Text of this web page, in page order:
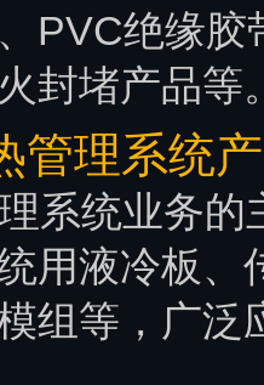
PVC绝缘
封堵产品等
管理系统
系统业务的
用液冷板、
组等，广泛